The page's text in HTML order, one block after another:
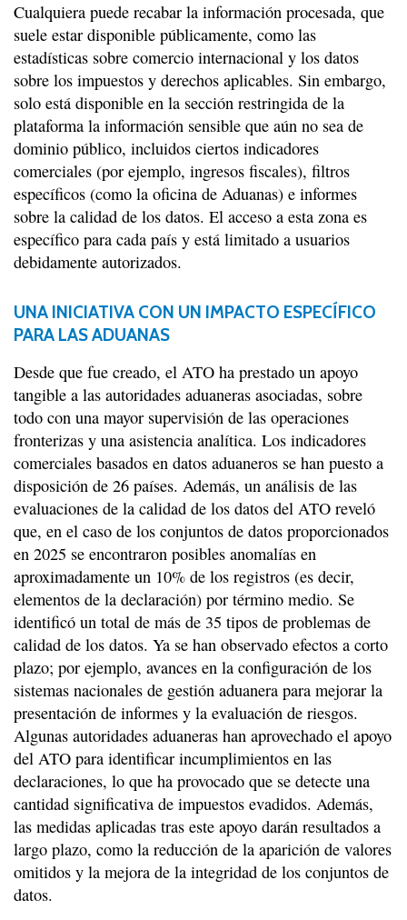
Cualquiera puede recabar la información procesada, que
suele estar disponible públicamente, como las
estadísticas sobre comercio internacional y los datos
sobre los impuestos y derechos aplicables. Sin embargo,
solo está disponible en la sección restringida de la
plataforma la información sensible que aún no sea de
dominio público, incluidos ciertos indicadores
comerciales (por ejemplo, ingresos fiscales), filtros
específicos (como la oficina de Aduanas) e informes
sobre la calidad de los datos. El acceso a esta zona es
específico para cada país y está limitado a usuarios
debidamente autorizados.
UNA INICIATIVA CON UN IMPACTO ESPECÍFICO
PARA LAS ADUANAS
Desde que fue creado, el ATO ha prestado un apoyo
tangible a las autoridades aduaneras asociadas, sobre
todo con una mayor supervisión de las operaciones
fronterizas y una asistencia analítica. Los indicadores
comerciales basados en datos aduaneros se han puesto a
disposición de 26 países. Además, un análisis de las
evaluaciones de la calidad de los datos del ATO reveló
que, en el caso de los conjuntos de datos proporcionados
en 2025 se encontraron posibles anomalías en
aproximadamente un 10% de los registros (es decir,
elementos de la declaración) por término medio. Se
identificó un total de más de 35 tipos de problemas de
calidad de los datos. Ya se han observado efectos a corto
plazo; por ejemplo, avances en la configuración de los
sistemas nacionales de gestión aduanera para mejorar la
presentación de informes y la evaluación de riesgos.
Algunas autoridades aduaneras han aprovechado el apoyo
del ATO para identificar incumplimientos en las
declaraciones, lo que ha provocado que se detecte una
cantidad significativa de impuestos evadidos. Además,
las medidas aplicadas tras este apoyo darán resultados a
largo plazo, como la reducción de la aparición de valores
omitidos y la mejora de la integridad de los conjuntos de
datos.